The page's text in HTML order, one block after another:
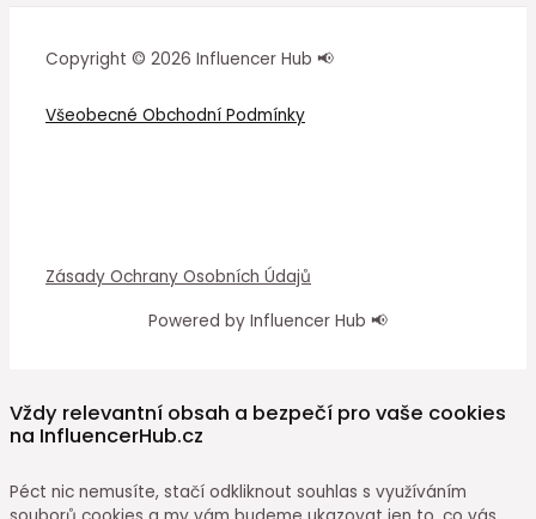
Copyright © 2026 Influencer Hub 📢
Všeobecné Obchodní Podmínky
Zásady Ochrany Osobních Údajů
Powered by Influencer Hub 📢
Vždy relevantní obsah a bezpečí pro vaše cookies
na InfluencerHub.cz
Péct nic nemusíte, stačí odkliknout souhlas s využíváním